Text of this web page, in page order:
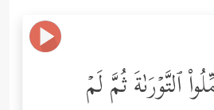
ٱلتَّوۡرَىٰةَ ثُمَّ لَمۡ